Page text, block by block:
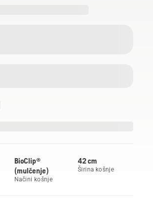
BioClip®
(mulčenje)
Načini košnje
42 cm
Širina košnje